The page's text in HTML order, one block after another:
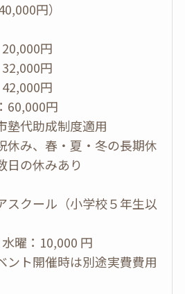
円）
円
円
円
60,000円
塾代助成制度適用
休み、春・夏・冬の長期休
日の休みあり
スクール（小学校５年生以
曜：10,000 円
ント開催時は別途実費費用